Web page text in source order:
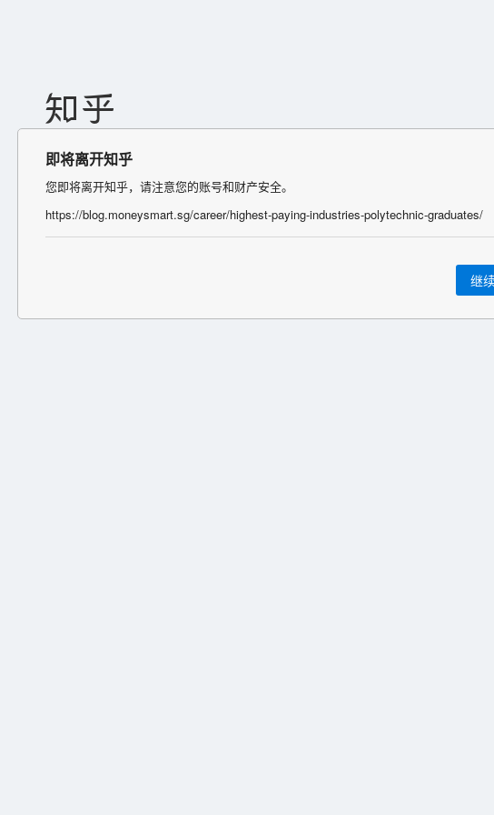
即将离开知乎
您即将离开知乎，请注意您的账号和财产安全。
https://blog.moneysmart.sg/career/highest-paying-industries-polytechnic-graduates/
继